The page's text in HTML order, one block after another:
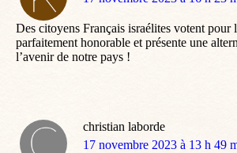
Des citoyens Français israélites votent pour
parfaitement honorable et présente une
l’avenir de notre pays !
christian laborde
dit
17 novembre 2023 à 13 h 49